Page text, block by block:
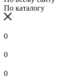
По каталогу
0
0
0